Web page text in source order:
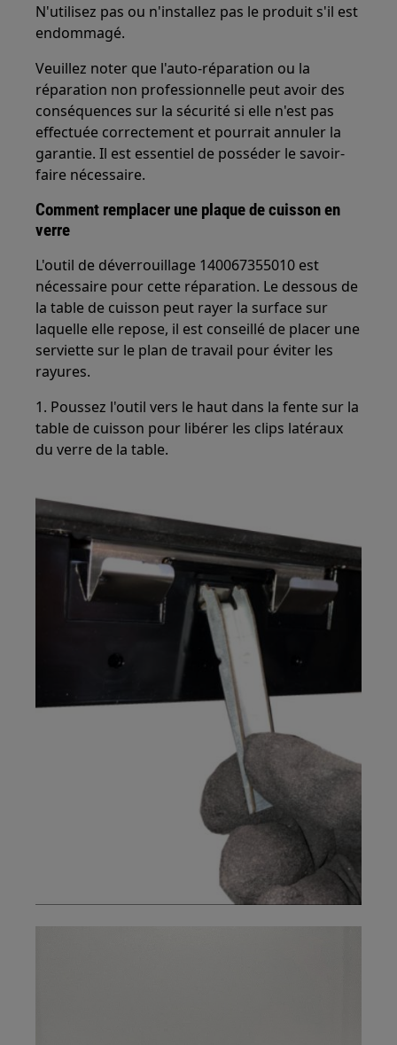
N'utilisez pas ou n'installez pas le produit s'il est
endommagé.
Veuillez noter que l'auto-réparation ou la
réparation non professionnelle peut avoir des
conséquences sur la sécurité si elle n'est pas
effectuée correctement et pourrait annuler la
garantie. Il est essentiel de posséder le savoir-
faire nécessaire.
Comment remplacer une plaque de cuisson en
verre
L'outil de déverrouillage 140067355010 est
nécessaire pour cette réparation. Le dessous de
la table de cuisson peut rayer la surface sur
laquelle elle repose, il est conseillé de placer une
serviette sur le plan de travail pour éviter les
rayures.
1. Poussez l'outil vers le haut dans la fente sur la
table de cuisson pour libérer les clips latéraux
du verre de la table.